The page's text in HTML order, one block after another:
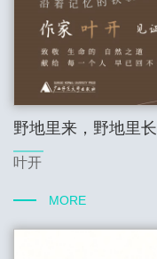
野地里来，野地里长
叶开
MORE